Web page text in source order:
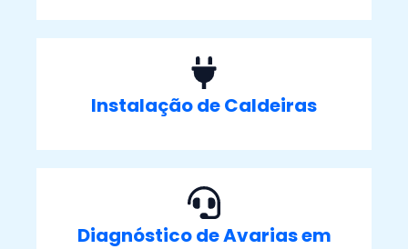
Instalação de Caldeiras
Diagnóstico de Avarias em